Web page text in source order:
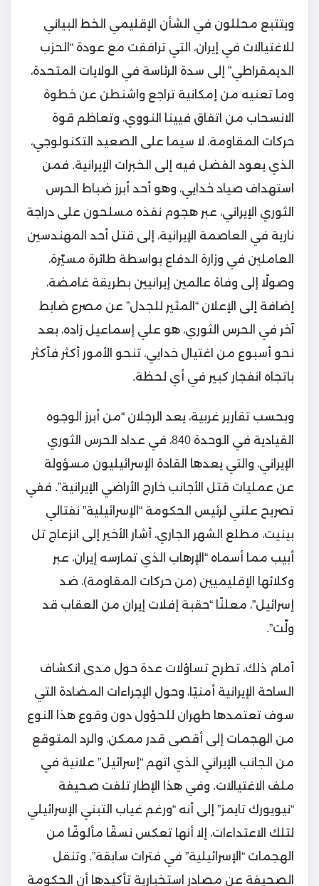
ويتتبع محللون في الشأن الإقليمي الخط البياني
للاغتيالات في إيران، التي ترافقت مع عودة “الحزب
الديمقراطي” إلى سدة الرئاسة في الولايات المتحدة،
وما تعنيه من إمكانية تراجع واشنطن عن خطوة
الانسحاب من اتفاق فيينا النووي، وتعاظم قوة
حركات المقاومة، لا سيما على الصعيد التكنولوجي،
الذي يعود الفضل فيه إلى الخبرات الإيرانية. فمن
استهداف صياد خدايي، وهو أحد أبرز ضباط الحرس
الثوري الإيراني، عبر هجوم نفذه مسلحون على دراجة
نارية في العاصمة الإيرانية، إلى قتل أحد المهندسين
العاملين في وزارة الدفاع بواسطة طائرة مسيّرة،
وصولًا إلى وفاة عالمين إيرانيين بطريقة غامضة،
إضافة إلى الإعلان “المثير للجدل” عن مصرع ضابط
آخر في الحرس الثوري، هو علي إسماعيل زاده، بعد
نحو أسبوع من اغتيال خدايي، تنحو الأمور أكثر فأكثر
باتجاه انفجار كبير في أي لحظة.
وبحسب تقارير غربية، يعد الرجلان “من أبرز الوجوه
القيادية في الوحدة 840، في عداد الحرس الثوري
الإيراني، والتي يعدها القادة الإسرائيليون مسؤولة
عن عمليات قتل الأجانب خارج الأراضي الإيرانية”. ففي
تصريح علني لرئيس الحكومة “الإسرائيلية” نفتالي
بينيت، مطلع الشهر الجاري، أشار الأخير إلى انزعاج تل
أبيب مما أسماه “الإرهاب الذي تمارسه إيران، عبر
وكلائها الإقليميين (من حركات المقاومة)، ضد
إسرائيل”، معلنًا “حقبة إفلات إيران من العقاب قد
ولّت”.
أمام ذلك، تطرح تساؤلات عدة حول مدى انكشاف
الساحة الإيرانية أمنيًا، وحول الإجراءات المضادة التي
سوف تعتمدها طهران للحؤول دون وقوع هذا النوع
من الهجمات إلى أقصى قدر ممكن، والرد المتوقع
من الجانب الإيراني الذي اتهم “إسرائيل” علانية في
ملف الاغتيالات. وفي هذا الإطار تلفت صحيفة
“نيويورك تايمز” إلى أنه “ورغم غياب التبني الإسرائيلي
لتلك الاعتداءات، إلا أنها تعكس نسقًا مألوفًا من
الهجمات “الإسرائيلية” في فترات سابقة”. وتنقل
الصحيفة عن مصادر استخبارية تأكيدها أن الحكومة